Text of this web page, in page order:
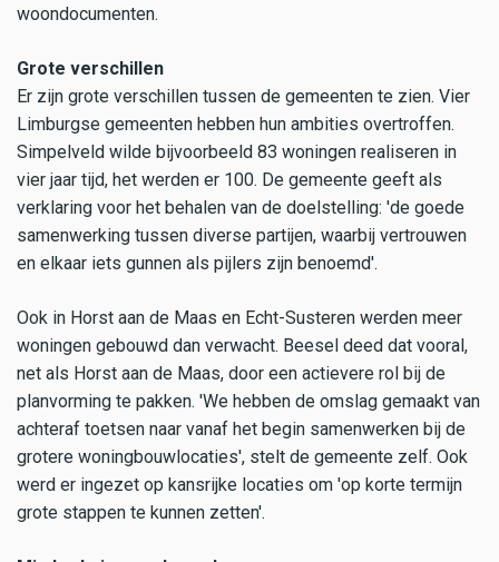
woondocumenten.
Grote verschillen
Er zijn grote verschillen tussen de gemeenten te zien. Vier
Limburgse gemeenten hebben hun ambities overtroffen.
Simpelveld wilde bijvoorbeeld 83 woningen realiseren in
vier jaar tijd, het werden er 100. De gemeente geeft als
verklaring voor het behalen van de doelstelling: 'de goede
samenwerking tussen diverse partijen, waarbij vertrouwen
en elkaar iets gunnen als pijlers zijn benoemd'.
Ook in Horst aan de Maas en Echt-Susteren werden meer
woningen gebouwd dan verwacht. Beesel deed dat vooral,
net als Horst aan de Maas, door een actievere rol bij de
planvorming te pakken. 'We hebben de omslag gemaakt van
achteraf toetsen naar vanaf het begin samenwerken bij de
grotere woningbouwlocaties', stelt de gemeente zelf. Ook
werd er ingezet op kansrijke locaties om 'op korte termijn
grote stappen te kunnen zetten'.